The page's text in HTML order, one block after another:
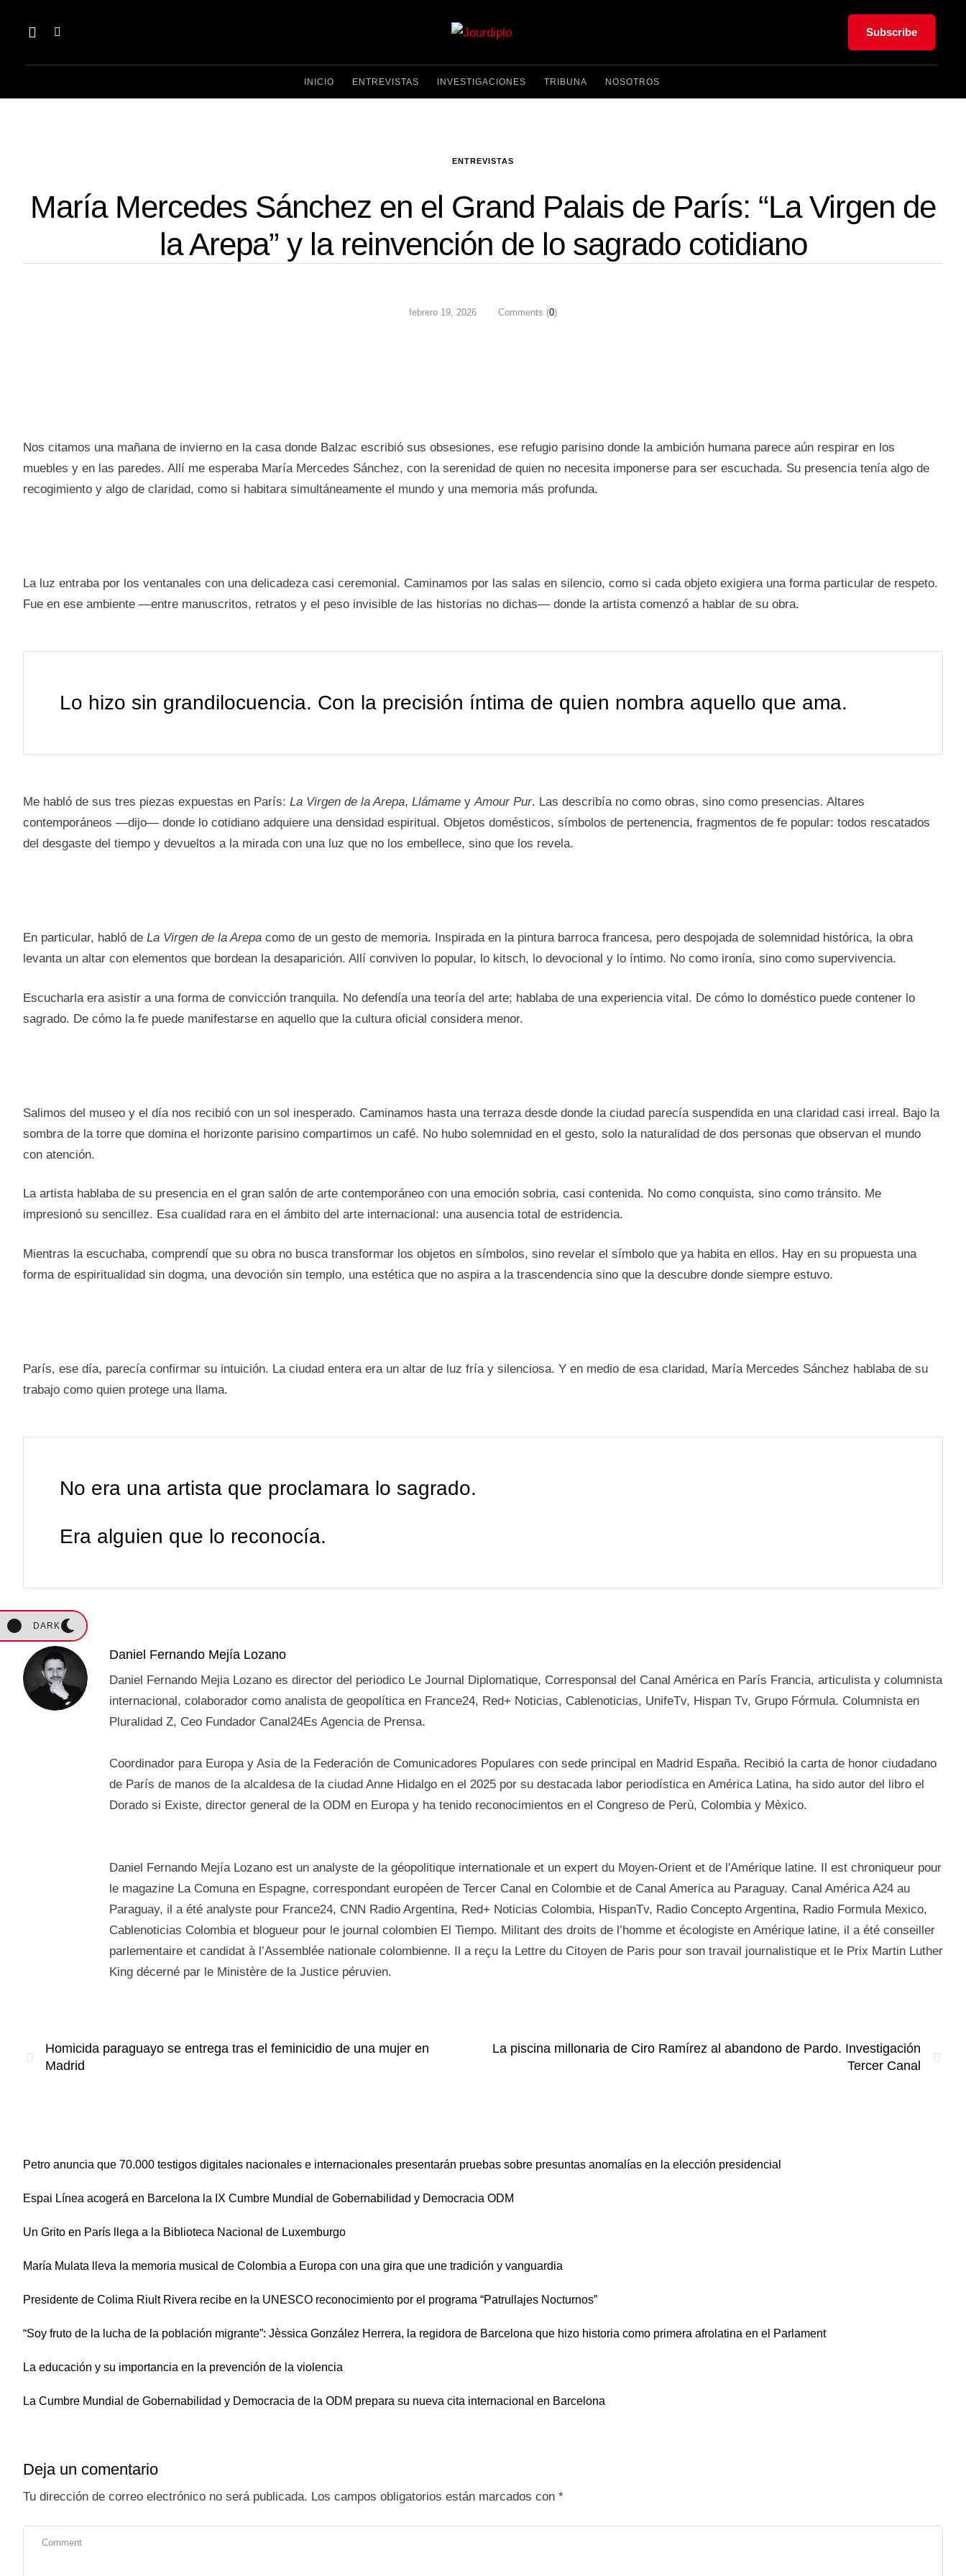
Subscribe
INICIO ENTREVISTAS INVESTIGACIONES TRIBUNA NOSOTROS
DARK
ENTREVISTAS
María Mercedes Sánchez en el Grand Palais de París: “La Virgen de
la Arepa” y la reinvención de lo sagrado cotidiano
febrero 19, 2026 Comments (0)
Nos citamos una mañana de invierno en la casa donde Balzac escribió sus obsesiones, ese refugio parisino donde la ambición humana parece aún respirar en los
muebles y en las paredes. Allí me esperaba María Mercedes Sánchez, con la serenidad de quien no necesita imponerse para ser escuchada. Su presencia tenía algo de
recogimiento y algo de claridad, como si habitara simultáneamente el mundo y una memoria más profunda.
La luz entraba por los ventanales con una delicadeza casi ceremonial. Caminamos por las salas en silencio, como si cada objeto exigiera una forma particular de respeto.
Fue en ese ambiente —entre manuscritos, retratos y el peso invisible de las historias no dichas— donde la artista comenzó a hablar de su obra.
Lo hizo sin grandilocuencia. Con la precisión íntima de quien nombra aquello que ama.
Me habló de sus tres piezas expuestas en París: La Virgen de la Arepa, Llámame yAmour Pur. Las describía no como obras, sino como presencias. Altares
contemporáneos —dijo— donde lo cotidiano adquiere una densidad espiritual. Objetos domésticos, símbolos de pertenencia, fragmentos de fe popular: todos rescatados
del desgaste del tiempo y devueltos a la mirada con una luz que no los embellece, sino que los revela.
En particular, habló de La Virgen de la Arepa como de un gesto de memoria. Inspirada en la pintura barroca francesa, pero despojada de solemnidad histórica, la obra
levanta un altar con elementos que bordean la desaparición. Allí conviven lo popular, lo kitsch, lo devocional y lo íntimo. No como ironía, sino como supervivencia.
Escucharla era asistir a una forma de convicción tranquila. No defendía una teoría del arte; hablaba de una experiencia vital. De cómo lo doméstico puede contener lo
sagrado. De cómo la fe puede manifestarse en aquello que la cultura oficial considera menor.
Salimos del museo y el día nos recibió con un sol inesperado. Caminamos hasta una terraza desde donde la ciudad parecía suspendida en una claridad casi irreal. Bajo la
sombra de la torre que domina el horizonte parisino compartimos un café. No hubo solemnidad en el gesto, solo la naturalidad de dos personas que observan el mundo
con atención.
La artista hablaba de su presencia en el gran salón de arte contemporáneo con una emoción sobria, casi contenida. No como conquista, sino como tránsito. Me
impresionó su sencillez. Esa cualidad rara en el ámbito del arte internacional: una ausencia total de estridencia.
Mientras la escuchaba, comprendí que su obra no busca transformar los objetos en símbolos, sino revelar el símbolo que ya habita en ellos. Hay en su propuesta una
forma de espiritualidad sin dogma, una devoción sin templo, una estética que no aspira a la trascendencia sino que la descubre donde siempre estuvo.
París, ese día, parecía confirmar su intuición. La ciudad entera era un altar de luz fría y silenciosa. Y en medio de esa claridad, María Mercedes Sánchez hablaba de su
trabajo como quien protege una llama.
No era una artista que proclamara lo sagrado.
Era alguien que lo reconocía.
Daniel Fernando Mejía Lozano
Daniel Fernando Mejia Lozano es director del periodico Le Journal Diplomatique, Corresponsal del Canal América en París Francia, articulista y columnista
internacional, colaborador como analista de geopolítica en France24, Red+ Noticias, Cablenoticias, UnifeTv, Hispan Tv, Grupo Fórmula. Columnista en
Pluralidad Z, Ceo Fundador Canal24Es Agencia de Prensa.
Coordinador para Europa y Asia de la Federación de Comunicadores Populares con sede principal en Madrid España. Recibió la carta de honor ciudadano
de París de manos de la alcaldesa de la ciudad Anne Hidalgo en el 2025 por su destacada labor periodística en América Latina, ha sido autor del libro el
Dorado si Existe, director general de la ODM en Europa y ha tenido reconocimientos en el Congreso de Perù, Colombia y Mèxico.
Daniel Fernando Mejía Lozano est un analyste de la géopolitique internationale et un expert du Moyen-Orient et de l'Amérique latine. Il est chroniqueur pour
le magazine La Comuna en Espagne, correspondant européen de Tercer Canal en Colombie et de Canal America au Paraguay. Canal América A24 au
Paraguay, il a été analyste pour France24, CNN Radio Argentina, Red+ Noticias Colombia, HispanTv, Radio Concepto Argentina, Radio Formula Mexico,
Cablenoticias Colombia et blogueur pour le journal colombien El Tiempo. Militant des droits de l’homme et écologiste en Amérique latine, il a été conseiller
parlementaire et candidat à l’Assemblée nationale colombienne. Il a reçu la Lettre du Citoyen de Paris pour son travail journalistique et le Prix Martin Luther
King décerné par le Ministère de la Justice péruvien.
Homicida paraguayo se entrega tras el feminicidio de una mujer en
Madrid
La piscina millonaria de Ciro Ramírez al abandono de Pardo. Investigación
Tercer Canal
Petro anuncia que 70.000 testigos digitales nacionales e internacionales presentarán pruebas sobre presuntas anomalías en la elección presidencial
Espai Línea acogerá en Barcelona la IX Cumbre Mundial de Gobernabilidad y Democracia ODM
Un Grito en París llega a la Biblioteca Nacional de Luxemburgo
María Mulata lleva la memoria musical de Colombia a Europa con una gira que une tradición y vanguardia
Presidente de Colima Riult Rivera recibe en la UNESCO reconocimiento por el programa “Patrullajes Nocturnos”
“Soy fruto de la lucha de la población migrante”: Jèssica González Herrera, la regidora de Barcelona que hizo historia como primera afrolatina en el Parlament
La educación y su importancia en la prevención de la violencia
La Cumbre Mundial de Gobernabilidad y Democracia de la ODM prepara su nueva cita internacional en Barcelona
Deja un comentario
Tu dirección de correo electrónico no será publicada. Los campos obligatorios están marcados con *